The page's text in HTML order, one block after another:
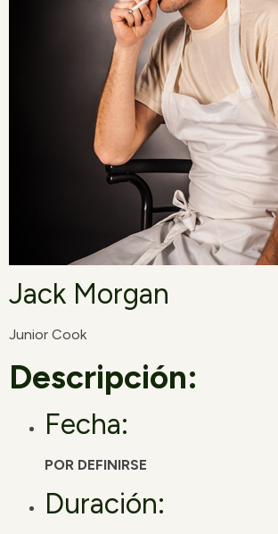
Jack Morgan
Junior Cook
Descripción:
Fecha:
POR DEFINIRSE
Duración: